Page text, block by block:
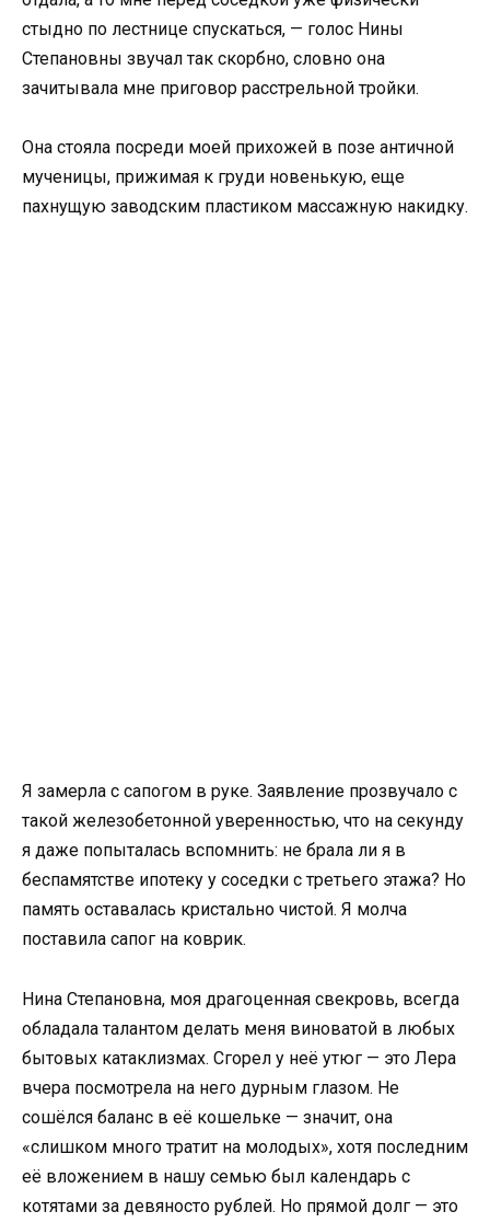
стыдно по лестнице спускаться, — голос Нины
Степановны звучал так скорбно, словно она
зачитывала мне приговор расстрельной тройки.
Она стояла посреди моей прихожей в позе античной
мученицы, прижимая к груди новенькую, еще
пахнущую заводским пластиком массажную накидку.
Я замерла с сапогом в руке. Заявление прозвучало с
такой железобетонной уверенностью, что на секунду
я даже попыталась вспомнить: не брала ли я в
беспамятстве ипотеку у соседки с третьего этажа? Но
память оставалась кристально чистой. Я молча
поставила сапог на коврик.
Нина Степановна, моя драгоценная свекровь, всегда
обладала талантом делать меня виноватой в любых
бытовых катаклизмах. Сгорел у неё утюг — это Лера
вчера посмотрела на него дурным глазом. Не
сошёлся баланс в её кошельке — значит, она
«слишком много тратит на молодых», хотя последним
её вложением в нашу семью был календарь с
котятами за девяносто рублей. Но прямой долг — это